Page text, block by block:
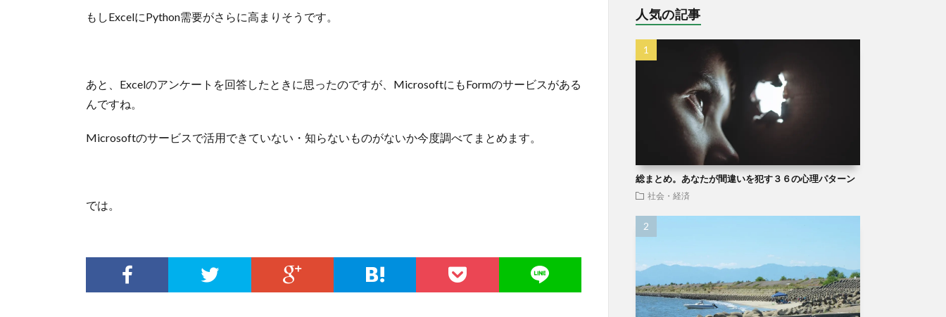
もしExcelにPython需要がさらに高まりそうです。
あと、Excelのアンケートを回答したときに思ったのですが、MicrosoftにもFormのサービスがある
んですね。
Microsoftのサービスで活用できていない・知らないものがないか今度調べてまとめます。
では。
人気の記事
総まとめ。あなたが間違いを犯す３６の心理パターン
社会・経済